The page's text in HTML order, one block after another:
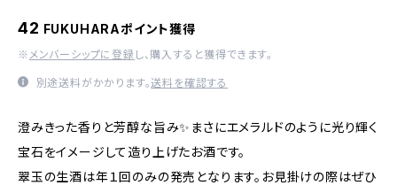
42 FUKUHARAポイント獲得
※ メンバーシップに登録 し、購入すると獲得できます。
別途送料がかかります。送料を確認する
澄みきった香りと芳醇な旨み✨まさにエメラルドのように光り輝く
宝石をイメージして造り上げたお酒です。
翠玉の生酒は年１回のみの発売となります。お見掛けの際はぜひ